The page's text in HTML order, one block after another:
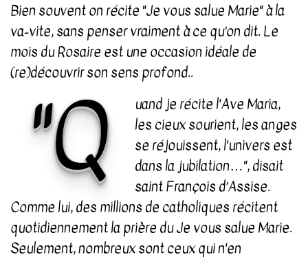
Bien souvent on récite "Je vous salue Marie" à la
va-vite, sans penser vraiment à ce qu’on dit. Le
mois du Rosaire est une occasion idéale de
(re)découvrir son sens profond..
"Q
uand je récite l'Ave Maria,
les cieux sourient, les anges
se réjouissent, l'univers est
dans la jubilation…", disait
saint François d’Assise.
Comme lui, des millions de catholiques récitent
quotidiennement la prière du Je vous salue Marie.
Seulement, nombreux sont ceux qui n'en